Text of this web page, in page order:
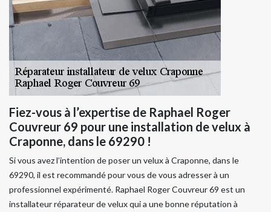
Fiez-vous à l’expertise de Raphael Roger
Couvreur 69 pour une installation de velux à
Craponne, dans le 69290 !
Si vous avez l’intention de poser un velux à Craponne, dans le
69290, il est recommandé pour vous de vous adresser à un
professionnel expérimenté. Raphael Roger Couvreur 69 est un
installateur réparateur de velux qui a une bonne réputation à